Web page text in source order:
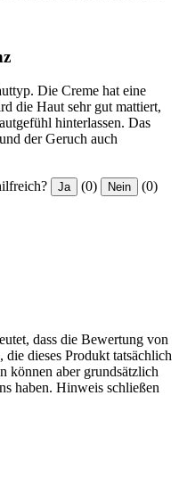
Die Creme hat eine
die Haut sehr gut mattiert,
hinterlassen. Das
der Geruch auch
Ja (0) Nein (0)
dass die Bewertung von
dieses Produkt tatsächlich
können aber grundsätzlich
haben. Hinweis schließen